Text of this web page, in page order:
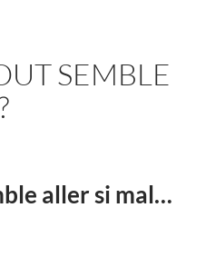
SEMBLE
aller si mal…